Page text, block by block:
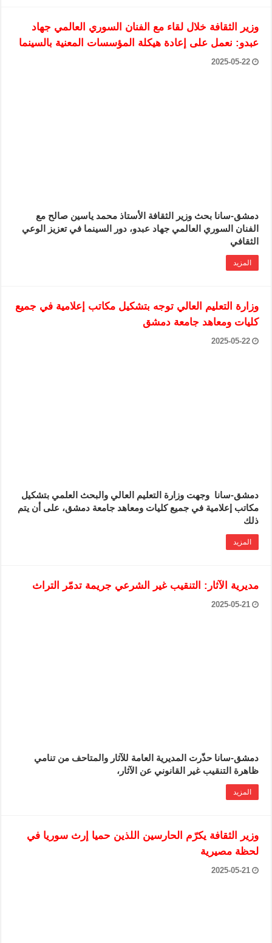
وزير الثقافة خلال لقاء مع الفنان السوري العالمي جهاد
عبدو: نعمل على إعادة هيكلة المؤسسات المعنية بالسينما
2025-05-22
دمشق-سانا بحث وزير الثقافة الأستاذ محمد ياسين صالح مع
الفنان السوري العالمي جهاد عبدو، دور السينما في تعزيز الوعي
الثقافي
المزيد
وزارة التعليم العالي توجه بتشكيل مكاتب إعلامية في جميع
كليات ومعاهد جامعة ‏دمشق ‏
2025-05-22
دمشق-سانا ‏ وجهت وزارة التعليم العالي والبحث العلمي بتشكيل
مكاتب إعلامية في جميع ‏كليات ومعاهد جامعة دمشق، على أن يتم
ذلك
المزيد
مديرية الآثار: التنقيب غير الشرعي جريمة تدمّر التراث
2025-05-21
دمشق-سانا حذّرت المديرية العامة للآثار والمتاحف من تنامي
ظاهرة التنقيب غير القانوني عن الآثار،
المزيد
وزير الثقافة يكرّم الحارسين اللذين حميا إرث سوريا في
لحظة مصيرية
2025-05-21